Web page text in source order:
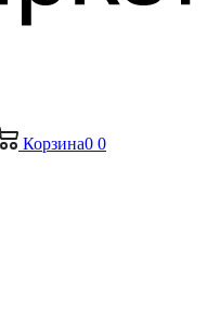
Корзина0 0